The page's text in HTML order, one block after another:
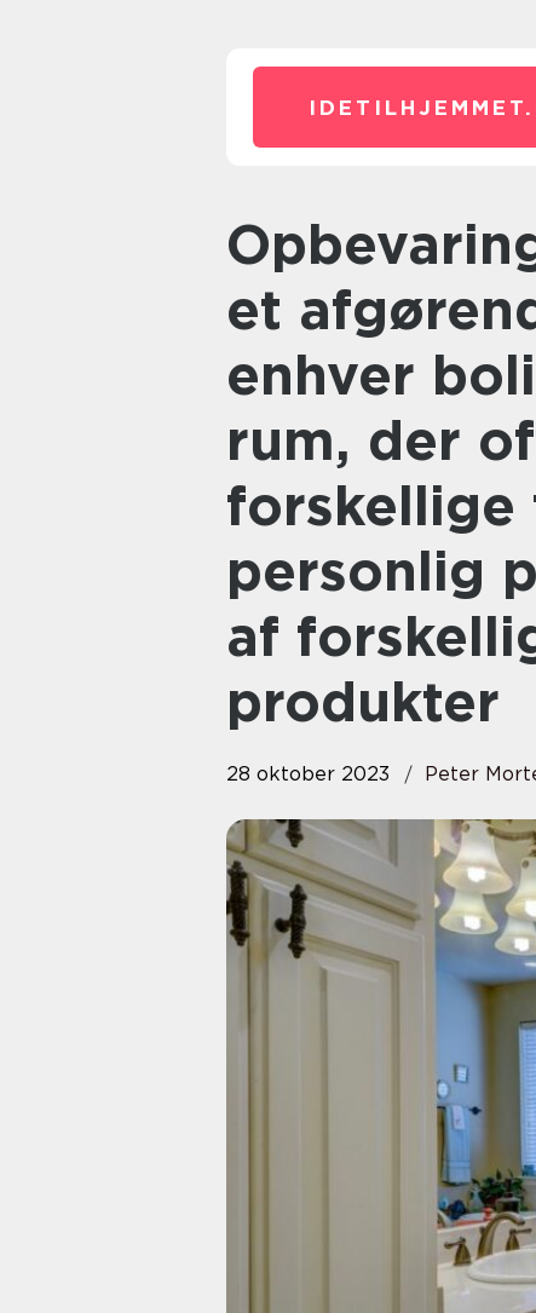
IDETILHJEMMET.
Opbevaring på badeværelset er
et
enhver
rum, der
forskellige
personlig
af
produkter
28 oktober 2023 Peter